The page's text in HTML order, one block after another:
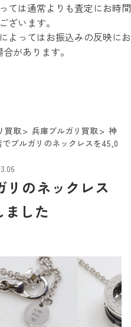
ては通常よりも査定にお時間
ざいます。
よってはお振込みの反映にお
があります。
買取 兵庫ブルガリ買取
神
ブルガリのネックレスを45,0
リのネックレス
ました